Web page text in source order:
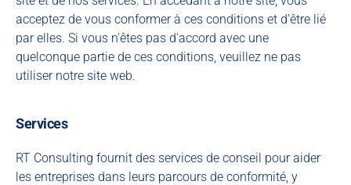
acceptez de vous conformer à ces conditions et d'être lié
par elles. Si vous n'êtes pas d'accord avec une
quelconque partie de ces conditions, veuillez ne pas
utiliser notre site web.
Services
RT Consulting fournit des services de conseil pour aider
les entreprises dans leurs parcours de conformité, y